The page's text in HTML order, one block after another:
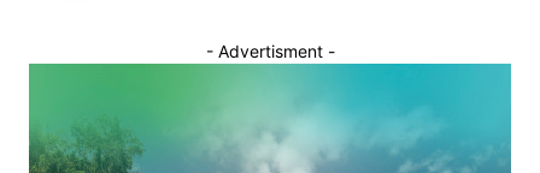
- Advertisment -